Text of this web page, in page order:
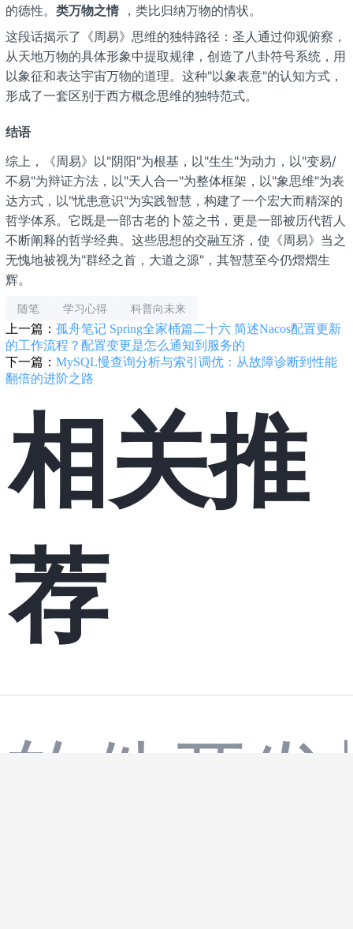
的德性。 类万物之情，类比归纳万物的情状。
这段话揭示了《周易》思维的独特路径：圣人通过仰观俯察，
从天地万物的具体形象中提取规律，创造了八卦符号系统，用
以象征和表达宇宙万物的道理。这种"以象表意"的认知方式，
形成了一套区别于西方概念思维的独特范式。
结语
综上，《周易》以"阴阳"为根基，以"生生"为动力，以"变易/
不易"为辩证方法，以"天人合一"为整体框架，以"象思维"为表
达方式，以"忧患意识"为实践智慧，构建了一个宏大而精深的
哲学体系。它既是一部古老的卜筮之书，更是一部被历代哲人
不断阐释的哲学经典。这些思想的交融互济，使《周易》当之
无愧地被视为"群经之首，大道之源"，其智慧至今仍熠熠生
辉。
随笔 学习心得 科普向未来
上一篇： 孤舟笔记 Spring全家桶篇二十六 简述Nacos配置更新
的工作流程？配置变更是怎么通知到服务的
下一篇： MySQL慢查询分析与索引调优：从故障诊断到性能
翻倍的进阶之路
相关推
荐
软件开